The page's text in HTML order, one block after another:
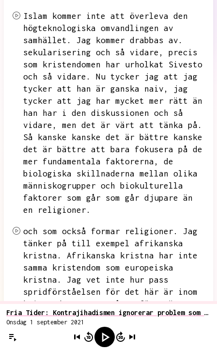
Islam kommer inte att överleva den
högteknologiska omvandlingen av
samhället.
Jag kommer drabbas av.
sekularisering och så vidare,
precis
som kristendomen har urholkat Sivesto
och så vidare.
Nu tycker jag att jag
tycker att han är ganska naiv,
jag
tycker att jag har mycket mer rätt än
han har i den diskussionen och så
vidare,
men det är värt att tänka på.
Så kanske kanske det är bättre kanske
det är bättre att bara fokusera på de
mer fundamentala faktorerna,
de
biologiska skillnaderna mellan olika
människogrupper och biokulturella
faktorer som går som går djupare än
en religioner.
och som också formar religioner.
Jag
tänker på till exempel afrikanska
kristna.
Afrikanska kristna har inte
samma kristendom som europeiska
kristna.
Jag vet inte hur pass
spridförståelsen för det här är inom
kristendomen.
Jag måste förutsätta
att kristna människor har ganska bra
koll på det här. Vi pratade om det i
Radio Bubblan några gånger till
Fria Tider: Kontrajihadismen ignorerar problem som icke-muslimsk invandring leder till
Onsdag 1 september 2021